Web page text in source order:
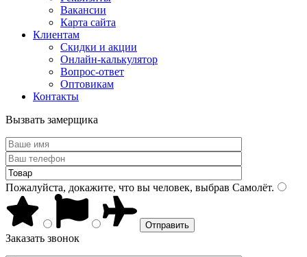
Вакансии
Карта сайта
Клиентам
Скидки и акции
Онлайн-калькулятор
Вопрос-ответ
Оптовикам
Контакты
Вызвать замерщика
Пожалуйста, докажите, что вы человек, выбрав Самолёт.
Заказать звонок